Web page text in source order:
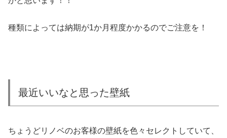
種類によっては納期が1か月程度かかるのでご注意を！
最近いいなと思った壁紙
ちょうどリノベのお客様の壁紙を色々セレクトしていて、